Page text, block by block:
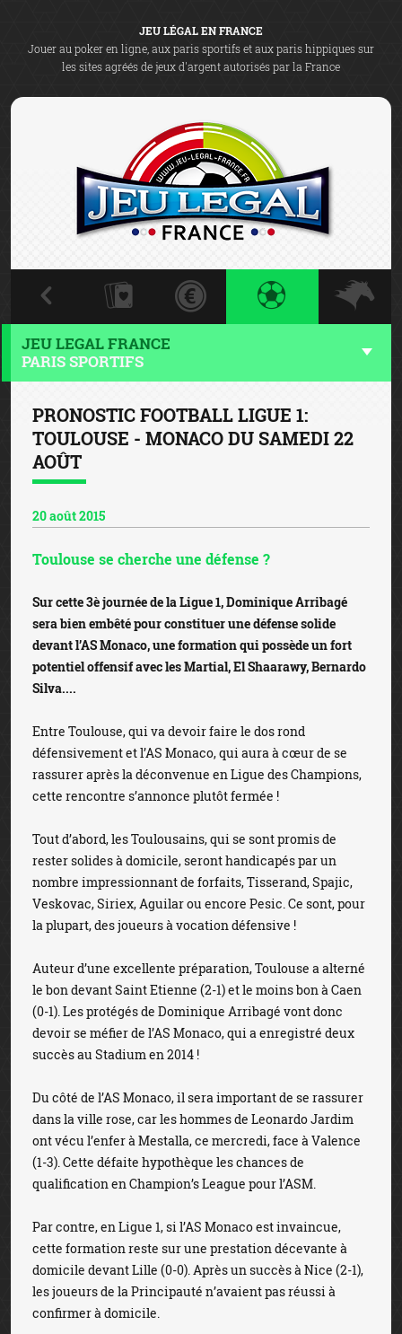
JEU LÉGAL EN FRANCE
Jouer au poker en ligne, aux paris sportifs et aux paris hippiques sur
les sites agréés de jeux d'argent autorisés par la France
JEU LEGAL FRANCE
PARIS SPORTIFS
PRONOSTIC FOOTBALL LIGUE 1:
TOULOUSE - MONACO DU SAMEDI 22
AOÛT
20 août 2015
Toulouse se cherche une défense ?
Sur cette 3è journée de la Ligue 1, Dominique Arribagé
sera bien embêté pour constituer une défense solide
devant l’AS Monaco, une formation qui possède un fort
potentiel offensif avec les Martial, El Shaarawy, Bernardo
Silva....
Entre Toulouse, qui va devoir faire le dos rond
défensivement et l’AS Monaco, qui aura à cœur de se
rassurer après la déconvenue en Ligue des Champions,
cette rencontre s’annonce plutôt fermée !
Tout d’abord, les Toulousains, qui se sont promis de
rester solides à domicile, seront handicapés par un
nombre impressionnant de forfaits, Tisserand, Spajic,
Veskovac, Siriex, Aguilar ou encore Pesic. Ce sont, pour
la plupart, des joueurs à vocation défensive !
Auteur d’une excellente préparation, Toulouse a alterné
le bon devant Saint Etienne (2-1) et le moins bon à Caen
(0-1). Les protégés de Dominique Arribagé vont donc
devoir se méfier de l’AS Monaco, qui a enregistré deux
succès au Stadium en 2014 !
Du côté de l’AS Monaco, il sera important de se rassurer
dans la ville rose, car les hommes de Leonardo Jardim
ont vécu l’enfer à Mestalla, ce mercredi, face à Valence
(1-3). Cette défaite hypothèque les chances de
qualification en Champion’s League pour l’ASM.
Par contre, en Ligue 1, si l’AS Monaco est invaincue,
cette formation reste sur une prestation décevante à
domicile devant Lille (0-0). Après un succès à Nice (2-1),
les joueurs de la Principauté n’avaient pas réussi à
confirmer à domicile.